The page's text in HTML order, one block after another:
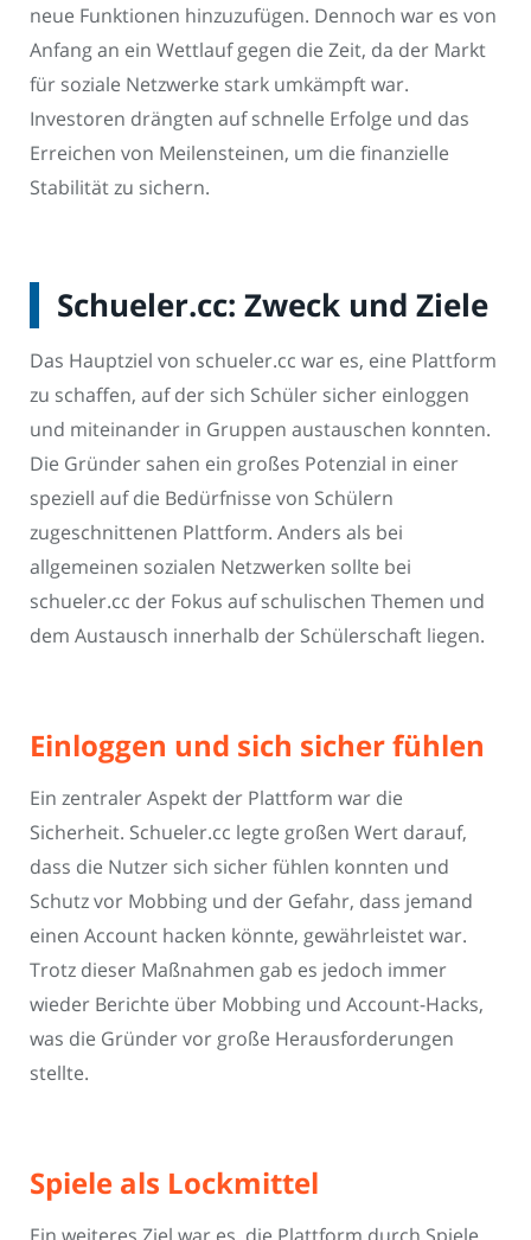
neue Funktionen hinzuzufügen. Dennoch war es von
Anfang an ein Wettlauf gegen die Zeit, da der Markt
für soziale Netzwerke stark umkämpft war.
Investoren drängten auf schnelle Erfolge und das
Erreichen von Meilensteinen, um die finanzielle
Stabilität zu sichern.
Schueler.cc: Zweck und Ziele
Das Hauptziel von schueler.cc war es, eine Plattform
zu schaffen, auf der sich Schüler sicher einloggen
und miteinander in Gruppen austauschen konnten.
Die Gründer sahen ein großes Potenzial in einer
speziell auf die Bedürfnisse von Schülern
zugeschnittenen Plattform. Anders als bei
allgemeinen sozialen Netzwerken sollte bei
schueler.cc der Fokus auf schulischen Themen und
dem Austausch innerhalb der Schülerschaft liegen.
Einloggen und sich sicher fühlen
Ein zentraler Aspekt der Plattform war die
Sicherheit. Schueler.cc legte großen Wert darauf,
dass die Nutzer sich sicher fühlen konnten und
Schutz vor Mobbing und der Gefahr, dass jemand
einen Account hacken könnte, gewährleistet war.
Trotz dieser Maßnahmen gab es jedoch immer
wieder Berichte über Mobbing und Account-Hacks,
was die Gründer vor große Herausforderungen
stellte.
Spiele als Lockmittel